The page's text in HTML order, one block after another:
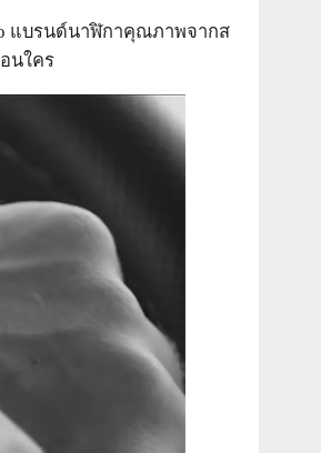
แบรนด์นาฬิกาคุณภาพจากส
นใคร